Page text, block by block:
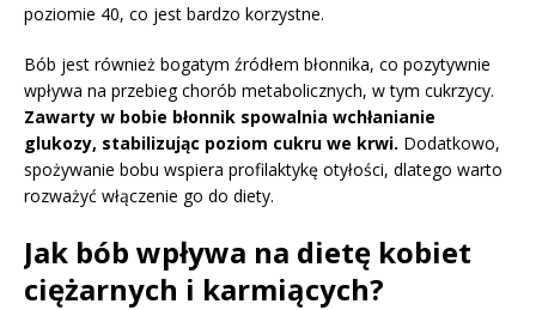
poziomie 40, co jest bardzo korzystne.
Bób jest również bogatym źródłem błonnika, co pozytywnie
wpływa na przebieg chorób metabolicznych, w tym cukrzycy.
Zawarty w bobie błonnik spowalnia wchłanianie
glukozy, stabilizując poziom cukru we krwi. Dodatkowo,
spożywanie bobu wspiera profilaktykę otyłości, dlatego warto
rozważyć włączenie go do diety.
Jak bób wpływa na dietę kobiet
ciężarnych i karmiących?